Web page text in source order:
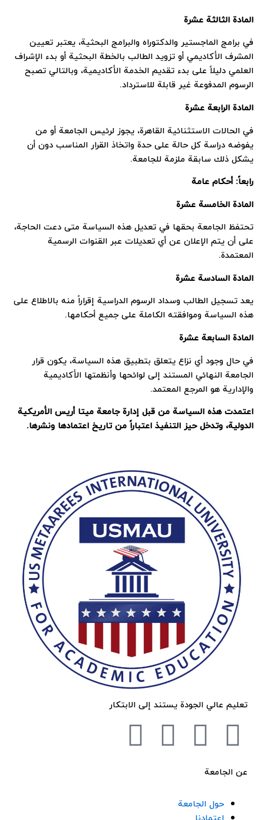
المادة الثالثة عشرة
في برامج الماجستير والدكتوراه والبرامج البحثية، يعتبر تعيين
المشرف الأكاديمي أو تزويد الطالب بالخطة البحثية أو بدء الإشراف
العلمي دليلاً على بدء تقديم الخدمة الأكاديمية، وبالتالي تصبح
الرسوم المدفوعة غير قابلة للاسترداد.
المادة الرابعة عشرة
في الحالات الاستثنائية القاهرة، يجوز لرئيس الجامعة أو من
يفوضه دراسة كل حالة على حدة واتخاذ القرار المناسب دون أن
يشكل ذلك سابقة ملزمة للجامعة.
رابعاً: أحكام عامة
المادة الخامسة عشرة
تحتفظ الجامعة بحقها في تعديل هذه السياسة متى دعت الحاجة،
على أن يتم الإعلان عن أي تعديلات عبر القنوات الرسمية
المعتمدة.
المادة السادسة عشرة
يعد تسجيل الطالب وسداد الرسوم الدراسية إقراراً منه بالاطلاع على
هذه السياسة وموافقته الكاملة على جميع أحكامها.
المادة السابعة عشرة
في حال وجود أي نزاع يتعلق بتطبيق هذه السياسة، يكون قرار
الجامعة النهائي المستند إلى لوائحها وأنظمتها الأكاديمية
والإدارية هو المرجع المعتمد.
اعتمدت هذه السياسة من قبل إدارة جامعة ميتا أريس الأمريكية
الدولية، وتدخل حيز التنفيذ اعتباراً من تاريخ اعتمادها ونشرها.
تعليم عالي الجودة يستند إلى الابتكار
I
n
s
F
c
X
L
عن الجامعة
حول الجامعة